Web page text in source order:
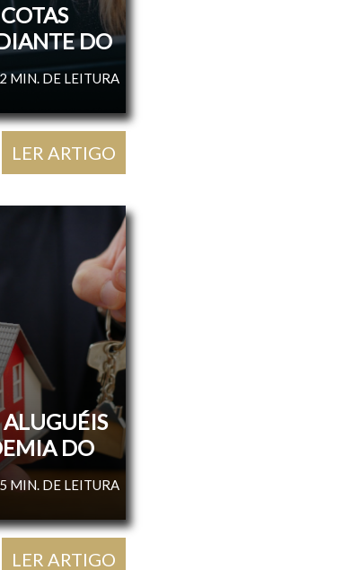
DO
2MIN. DE LEITURA
LER ARTIGO
DO
5 MIN. DE LEITURA
LER ARTIGO